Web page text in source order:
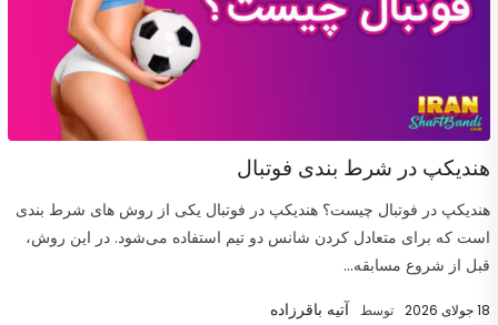
هندیکپ در شرط بندی فوتبال
هندیکپ در فوتبال چیست؟ هندیکپ در فوتبال یکی از روش های شرط بندی
است که برای متعادل کردن شانس دو تیم استفاده می‌شود. در این روش،
قبل از شروع مسابقه...
18 جولای 2026 توسط آتیه باقرزاده